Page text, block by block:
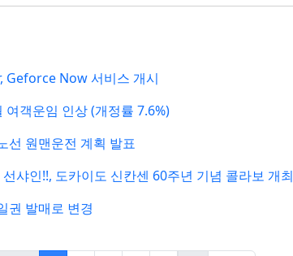
Geforce Now 서비스 개시
여객운임 인상 (개정률 7.6%)
선 원맨운전 계획 발표
선샤인!!, 도카이도 신칸센 60주년 기념 콜라보 개최
권 발매로 변경